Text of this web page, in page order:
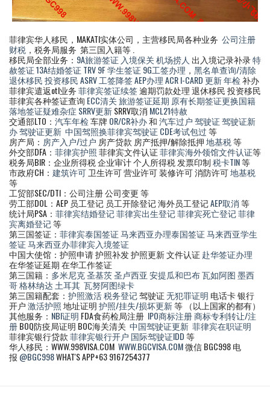
菲律宾华人移民，MAKATI实体公司，主营移民局各种业务 公司注册
财税 ，税务局服务 第三国入籍等 .
移民局全部业务： 9A旅游签证 入境保关机场捞人 出入境记录补录特
赦签证13A结婚签证 TRV9F 学生签证 9G工签办理 ， 黑名单查询/清除
退休移民投资移民ASRV工签降签AEP办理ACR I-CARD 更新年检补办
菲律宾遣返otl业务菲律宾签证续签逾期罚款处理 退休移民 投资移民
菲律宾各种签证查询 ECC清关旅游签证延期 原有长期签证更换国籍
落地签证疑难杂症 SRRV更新SRRV取消 MCL21特赦
交通部LTO： 汽车年检车牌OR/CR补办和汽车过户驾驶证驾驶证新
办驾驶证更新 中国驾照换菲律宾驾驶证 CDE考试包过等
房产局： 房产入户/过户 房产贷款 房产抵押/解除抵押地基税等
外交部DFA： 菲律宾护照菲律宾文件认证菲律宾海外领馆文件认证等
税务局BIR：企业所得税 企业审计 个人所得税 发票印制税卡TIN等
市政府CH： 建筑许可卫生许可 营业许可 装修许可 消防许可地基税
等
工贸部SEC/DTI：公司注册 公司变更 等
劳工部DOL：AEP 员工登记 员工开除登记 海外员工登记AEP取消等
统计局PSA： 菲律宾结婚登记菲律宾出生登记菲律宾死亡登记菲律
宾离婚登记等
第三国签证： 菲律宾泰国签证马来西亚办理泰国签证马来西亚学生
签证马来西亚办菲律宾入境签证
中国大使馆：护照申请 护照补发 护照更新 文件认证 赴华签证办理
在华签证延期 在华工作签证
第三国籍： 多米尼克圣基茨圣卢西亚安提瓜和巴布瓦如阿图墨西
哥格林纳达 土耳其 瓦努阿图绿卡
第三国籍配套： 护照激活税务登记驾驶证无犯罪证明 电话卡 银行
开户激活护照地址证明护照/挂失/损坏更新等 （以上国家的都有）
其他服务： NBI证明 FDA食药检局注册 IPO商标注册商标专利转让/注
册BOQ防疫局证明 BOC海关清关 中国驾驶证更新 菲律宾在职证明
菲律宾银行贷款菲律宾银行开户 国际驾驶证IDD等
华人移民：WWW.998VISA.COM WWW.BGCVISA.COM微信 BGC998 电
报 @BGC998WHAT'S APP+63 9167254377